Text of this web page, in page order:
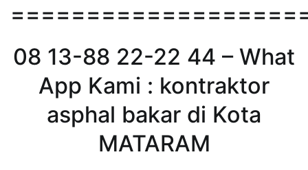
08 13-88 22-22 44 – What
App Kami : kontraktor
asphal bakar di Kota
MATARAM